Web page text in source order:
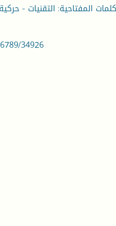
34926